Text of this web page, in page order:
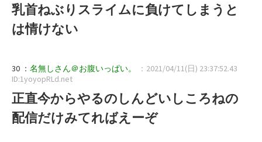
乳首ねぶりスライムに負けてしまうと
は情けない
30 ： 名無しさん＠お腹いっぱい。
：2021/04/11(日) 23:37:52.43
ID:1yoyopRLd.net
正直今からやるのしんどいしころねの
配信だけみてればえーぞ